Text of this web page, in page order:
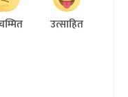
उत्साहित